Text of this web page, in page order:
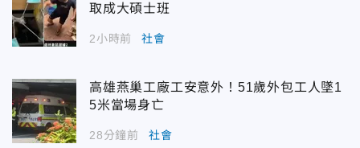
取成大碩士班
2小時前 社會
高雄燕巢工廠工安意外！51歲外包工人墜1
5米當場身亡
28分鐘前 社會